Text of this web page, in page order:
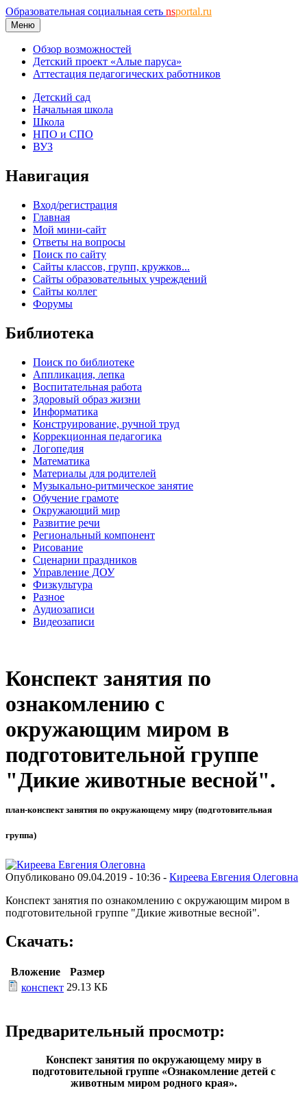
Образовательная социальная сеть nsportal.ru
Меню
Обзор возможностей
Детский проект «Алые паруса»
Аттестация педагогических работников
Детский сад
Начальная школа
Школа
НПО и СПО
ВУЗ
Навигация
Вход/регистрация
Главная
Мой мини-сайт
Ответы на вопросы
Поиск по сайту
Сайты классов, групп, кружков...
Сайты образовательных учреждений
Сайты коллег
Форумы
Библиотека
Поиск по библиотеке
Аппликация, лепка
Воспитательная работа
Здоровый образ жизни
Информатика
Конструирование, ручной труд
Коррекционная педагогика
Логопедия
Математика
Материалы для родителей
Музыкально-ритмическое занятие
Обучение грамоте
Окружающий мир
Развитие речи
Региональный компонент
Рисование
Сценарии праздников
Управление ДОУ
Физкультура
Разное
Аудиозаписи
Видеозаписи
Конспект занятия по
ознакомлению с
окружающим миром в
подготовительной группе
"Дикие животные весной".
план-конспект занятия по окружающему миру (подготовительная
группа)
Опубликовано 09.04.2019 - 10:36 - Киреева Евгения Олеговна
Конспект занятия по ознакомлению с окружающим миром в
подготовительной группе "Дикие животные весной".
Скачать:
Вложение
Размер
конспект 29.13 КБ
Предварительный просмотр:
Конспект занятия по окружающему миру в
подготовительной группе «Ознакомление детей с
животным миром родного края».